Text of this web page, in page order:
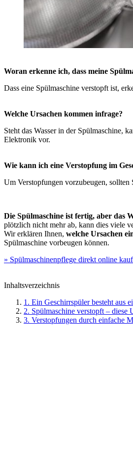
Woran erkenne ich, dass meine
Dass eine Spülmaschine verstopft ist,
Welche Ursachen kommen infrage?
Steht das Wasser in der Spülmaschine,
Elektronik vor.
Wie kann ich eine Verstopfung im
Um Verstopfungen vorzubeugen,
Die Spülmaschine ist fertig, aber das
plötzlich nicht mehr ab, kann dies viele
Wir erklären Ihnen, welche Ursachen
Spülmaschine vorbeugen können.
» Spülmaschinenpflege direkt online
Inhaltsverzeichnis
1. Ein Geschirrspüler besteht aus
2. Spülmaschine verstopft – diese
3. Verstopfungen durch einfache